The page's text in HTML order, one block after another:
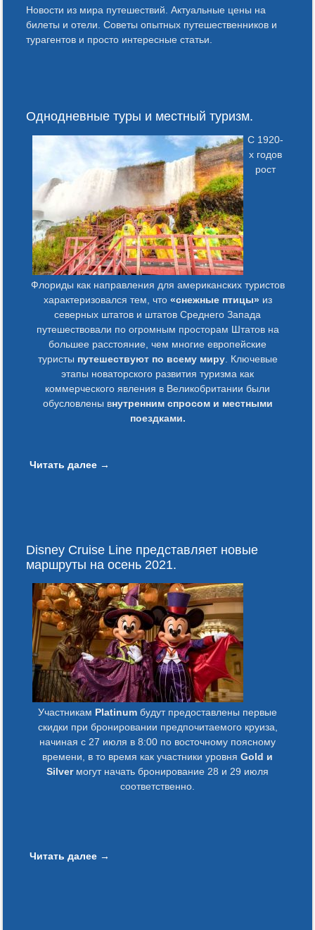
Новости из мира путешествий. Актуальные цены на
билеты и отели. Советы опытных путешественников и
турагентов и просто интересные статьи.
Однодневные туры и местный туризм.
С 1920-
х годов
рост
Флориды как направления для американских туристов
характеризовался тем, что «снежные птицы»из
северных штатов и штатов Среднего Запада
путешествовали по огромным просторам Штатов на
большее расстояние, чем многие европейские
туристы путешествуют по всему миру. Ключевые
этапы новаторского развития туризма как
коммерческого явления в Великобритании были
обусловлены внутренним спросом и местными
поездками.
Читать далее →
Disney Cruise Line представляет новые
маршруты на осень 2021.
Участникам Platinum будут предоставлены первые
скидки при бронировании предпочитаемого круиза,
начиная с 27 июля в 8:00 по восточному поясному
времени, в то время как участники уровня Gold и
Silverмогут начать бронирование 28 и 29 июля
соответственно.
Читать далее →